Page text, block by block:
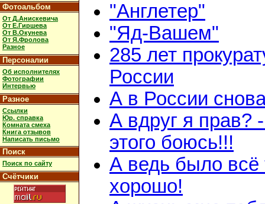
Фотоальбом
От Д.Анискевича
От Е.Гиршева
От В.Окунева
От Я.Фролова
Разное
Персоналии
Об исполнителях
Фотографии
Интервью
Разное
Ссылки
Юр. справка
Комната смеха
Книга отзывов
Написать письмо
Поиск
Поиск по сайту
Счётчики
"Англетер"
"Яд-Вашем"
285 лет
России
А в России
А вдруг я прав?
этого боюсь!!!
А ведь было всё
хорошо!